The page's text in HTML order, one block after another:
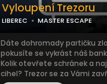
Vyloupení Trezoru
LIBEREC MASTER ESCAPE
Dáte dohromady partičku
pokusíte se vykrást náš
Kolik otevřete schránek a
cihel? Trezor se za Vámi